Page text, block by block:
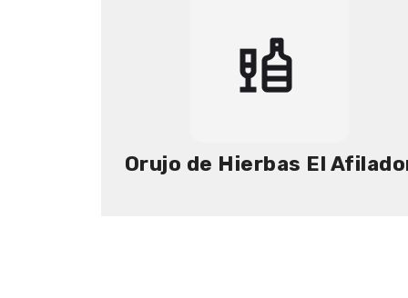
Orujo de Hierbas El